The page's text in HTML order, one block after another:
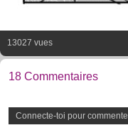
13027 vues
18 Commentaires
Connecte-toi pour